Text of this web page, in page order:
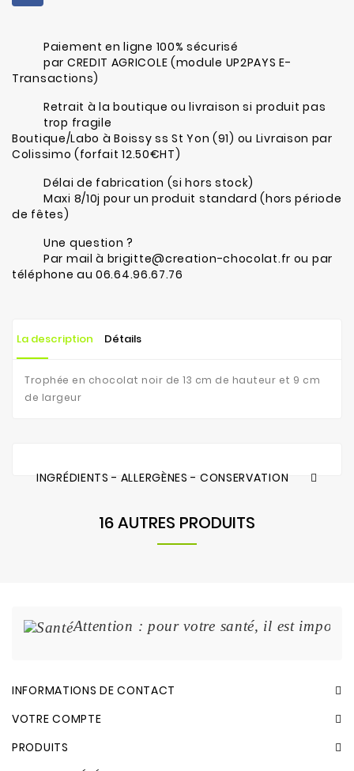
Paiement en ligne 100% sécurisé
par CREDIT AGRICOLE (module UP2PAYS E-
Transactions)
Retrait à la boutique ou livraison si produit pas
trop fragile
Boutique/Labo à Boissy ss St Yon (91) ou Livraison par
Colissimo (forfait 12.50€HT)
Délai de fabrication (si hors stock)
Maxi 8/10j pour un produit standard (hors période
de fêtes)
Une question ?
Par mail à brigitte@creation-chocolat.fr ou par
téléphone au 06.64.96.67.76
La description Détails
Trophée en chocolat noir de 13 cm de hauteur et 9 cm
de largeur
INGRÉDIENTS - ALLERGÈNES - CONSERVATION
16 AUTRES PRODUITS
Attention : pour votre santé, il est
INFORMATIONS DE CONTACT
VOTRE COMPTE
PRODUITS